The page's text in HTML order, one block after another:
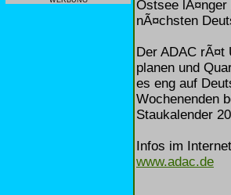
Ostsee
nÃ¤chsten
Der ADAC
planen und
es eng auf
Wochenenden
Staukalender
Infos im
www.adac.de